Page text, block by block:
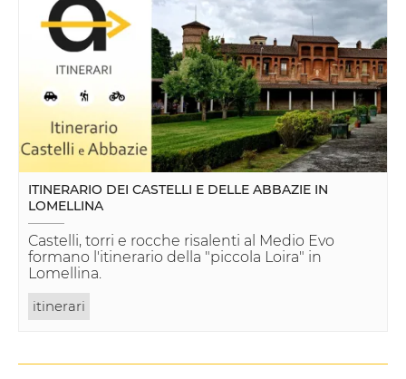
ITINERARIO DEI CASTELLI E DELLE ABBAZIE IN
LOMELLINA
Castelli, torri e rocche risalenti al Medio Evo
formano l'itinerario della "piccola Loira" in
Lomellina.
itinerari